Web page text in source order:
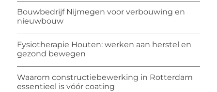
Bouwbedrijf Nijmegen voor verbouwing en
nieuwbouw
Fysiotherapie Houten: werken aan herstel en
gezond bewegen
Waarom constructiebewerking in Rotterdam
essentieel is vóór coating